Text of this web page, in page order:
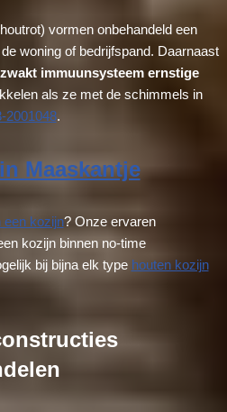
vormen onbehandeld een
woning of bedrijfspand. Daarnaast
immuunsysteem ernstige
als ze met de schimmels in
2001048.
Maaskantje
een kozijn? Onze ervaren
kozijn binnen no-time
bij bijna elk type houten kozijn